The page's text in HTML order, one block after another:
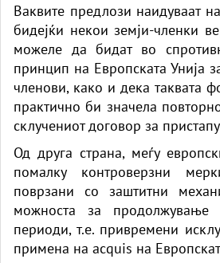
Ваквите предлози наидуваат
бидејќи некои земји-членки
можеле да бидат во
принцип на Европската Унија
членови, како и дека таквата
практично би значела
склучениот договор за
Од друга страна, меѓу
помалку контроверзни
поврзани со заштитни
можноста за продолжување
периоди, т.е. привремени
примена на acquis на